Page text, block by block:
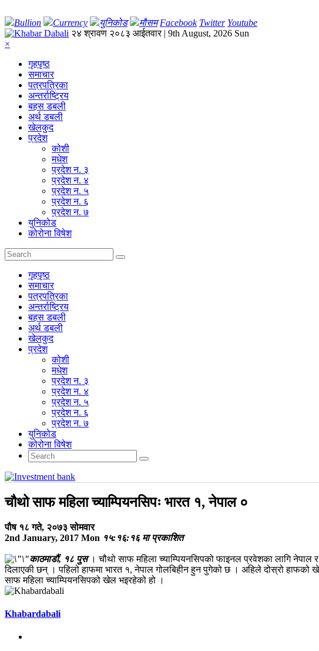
Bullion Currency युनिकोड मौसम Facebook Twitter Youtube
२४ श्रावण २०८३ आईतवार | 9th August, 2026 Sun
×
गृहपृष्‍ठ
समाचार
पत्रपत्रिका
अन्तर्राष्ट्रिय
बहस डबली
अर्थ डबली
खेलकुद
प्रदेश
कोशी
मधेश
प्रदेश न. ३
प्रदेश न. ४
प्रदेश न. ५
प्रदेश न. ६
प्रदेश न. ७
युनिकोड
कोरोना विषेश
गृहपृष्‍ठ
समाचार
पत्रपत्रिका
अन्तर्राष्ट्रिय
बहस डबली
अर्थ डबली
खेलकुद
प्रदेश
कोशी
मधेश
प्रदेश न. ३
प्रदेश न. ४
प्रदेश न. ५
प्रदेश न. ६
प्रदेश न. ७
युनिकोड
कोरोना विषेश
चौथो साफ महिला च्याम्पियनसिपः भारत १, नेपाल ०
पौष १८ गते, २०७३ सोमवार
2nd January, 2017 Mon १५:१६:१६ मा प्रकाशित
काठमाडौं, १८ पुस। चौथो साफ महिला च्याम्पियनसिपको फाइनल प्रवेशका लागि
दिलाएकी छन् । पहिलो हाफमा भारत १, नेपाल गोलबिहीन हुन पुगेको छ । अहिले दोस्रो
साफ महिला च्याम्पियनसिपको खेल भइरहेको हो ।
Khabardabali